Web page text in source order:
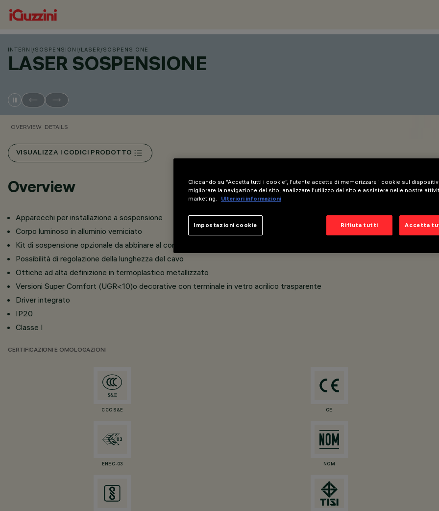
INTERNI /SOSPENSIONI /LASER /SOSPENSIONE
LASER SOSPENSIONE
OVERVIEW DETAILS
VISUALIZZA I CODICI PRODOTTO
Overview
Apparecchi per installazione a sospensione
Corpo luminoso in alluminio verniciato
Kit di sospensione opzionale da abbinare al corpo, composto da basetta, cavo e sistema di accoppiamento con soluzione a
Possibilità di regolazione della lunghezza del cavo
Ottiche ad alta definizione in termoplastico metallizzato
Versioni Super Comfort (UGR<10)o decorative con terminale in vetro acrilico trasparente
Driver integrato
IP20
Classe I
CERTIFICAZIONI E OMOLOGAZIONI
CCC S&E CE
ENEC-03 NOM
Cliccando su “Accetta tutti i cookie”, l'utente accetta di memorizzare i cookie sul
migliorare la navigazione del sito, analizzare l'utilizzo del sito e assistere nelle nostre
marketing.
Ulteriori informazioni
Rifiuta tutti Accetta
Impostazioni cookie